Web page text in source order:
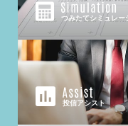
つみたてシミュレー
投信アシスト